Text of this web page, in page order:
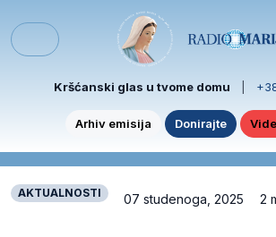
Menu
Kršćanski glas u tvome domu
Arhiv emisija Donirajte
AKTUALNOSTI 07 studenoga, 2025 2